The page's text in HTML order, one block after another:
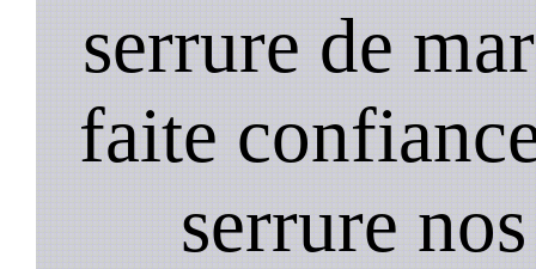
serrure de
faite
serrure